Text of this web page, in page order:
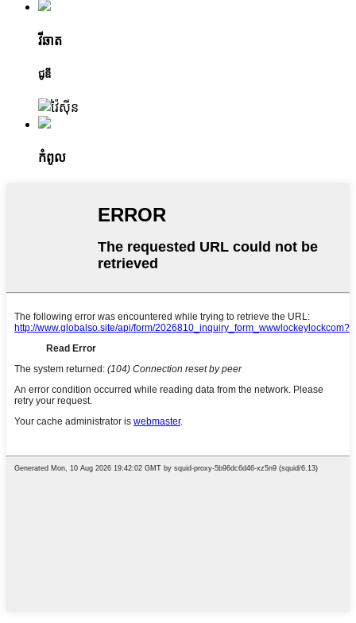
វីឆាត
ជូឌី
កំពូល